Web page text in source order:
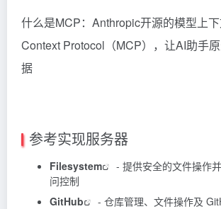
什么是MCP： Anthropic开源的模型上
Context Protocol（MCP），让AI助手
据
参考实现服务器
Filesystem
- 提供安全的文件操作
问控制
GitHub
- 仓库管理、文件操作及